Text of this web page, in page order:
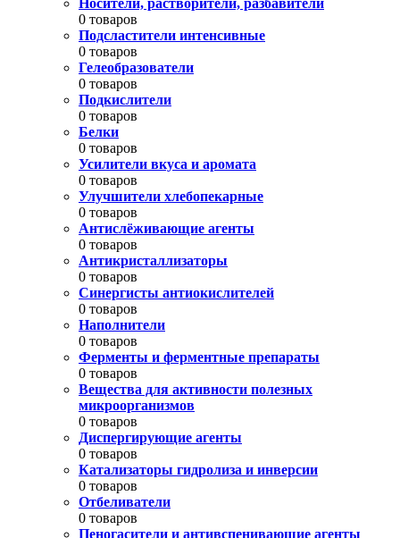
Носители, растворители, разбавители
0 товаров
Подсластители интенсивные
0 товаров
Гелеобразователи
0 товаров
Подкислители
0 товаров
Белки
0 товаров
Усилители вкуса и аромата
0 товаров
Улучшители хлебопекарные
0 товаров
Антислёживающие агенты
0 товаров
Антикристаллизаторы
0 товаров
Синергисты антиокислителей
0 товаров
Наполнители
0 товаров
Ферменты и ферментные препараты
0 товаров
Вещества для активности полезных
микроорганизмов
0 товаров
Диспергирующие агенты
0 товаров
Катализаторы гидролиза и инверсии
0 товаров
Отбеливатели
0 товаров
Пеногасители и антивспенивающие агенты